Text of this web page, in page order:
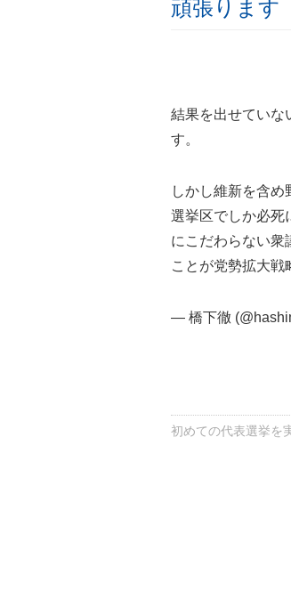
頑張ります
結果を出せていな
す。
しかし維新を含
選挙区でしか必死
にこだわらない衆
ことが党勢拡大戦
— 橋下徹
初めての代表選挙を